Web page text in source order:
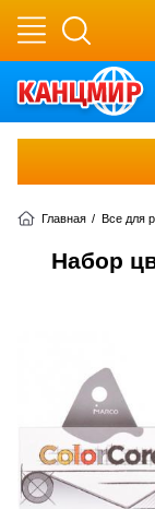
Главная / Все для
Набор